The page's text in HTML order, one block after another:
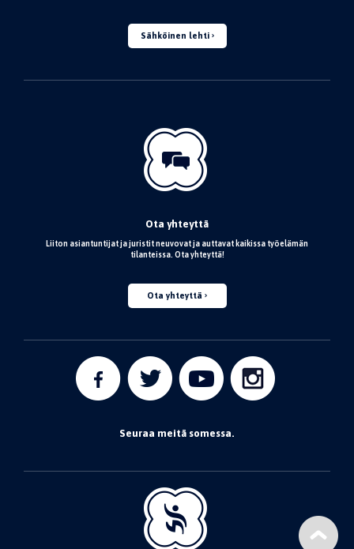
Sähköinen lehti
Ota yhteyttä
Liiton asiantuntijat ja juristit neuvovat ja auttavat kaikissa työelämän
tilanteissa. Ota yhteyttä!
Ota yhteyttä
Seuraa meitä somessa.